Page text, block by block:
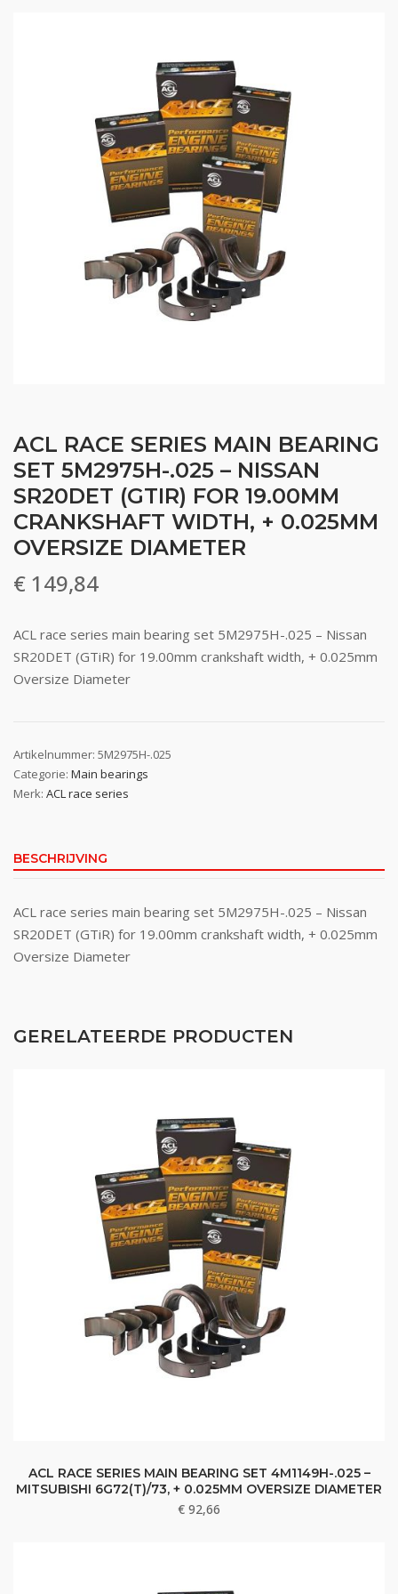
ACL RACE SERIES MAIN BEARING
SET 5M2975H-.025 – NISSAN
SR20DET (GTIR) FOR 19.00MM
CRANKSHAFT WIDTH, + 0.025MM
OVERSIZE DIAMETER
€ 149,84
ACL race series main bearing set 5M2975H-.025 – Nissan
SR20DET (GTiR) for 19.00mm crankshaft width, + 0.025mm
Oversize Diameter
Artikelnummer: 5M2975H-.025
Categorie: Main bearings
Merk: ACL race series
BESCHRIJVING
ACL race series main bearing set 5M2975H-.025 – Nissan
SR20DET (GTiR) for 19.00mm crankshaft width, + 0.025mm
Oversize Diameter
GERELATEERDE PRODUCTEN
ACL RACE SERIES MAIN BEARING SET 4M1149H-.025 –
MITSUBISHI 6G72(T)/73, + 0.025MM OVERSIZE DIAMETER
€ 92,66